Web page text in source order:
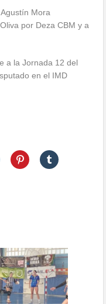
Mora
por Deza CBM y a
a la Jornada 12 del
en el IMD